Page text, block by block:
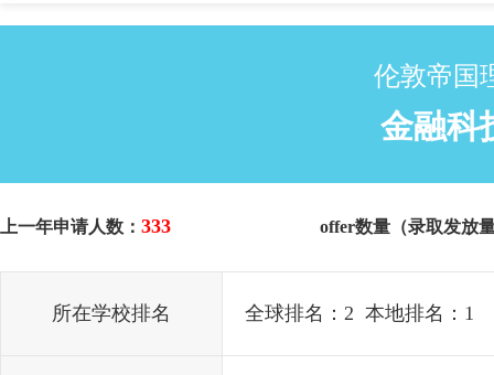
伦敦帝国
金融科
上一年申请人数： 333 offer数量（录取发放
所在学校排名 全球排名：2 本地排名：1